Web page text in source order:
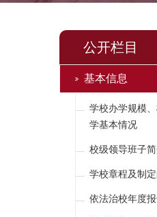
公开栏目
基本信息
学校办学规模
学基本情况
校级领导班子
学校章程及制
依法治校年度